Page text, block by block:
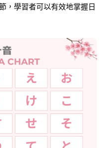
，學習者可以有效地掌握日